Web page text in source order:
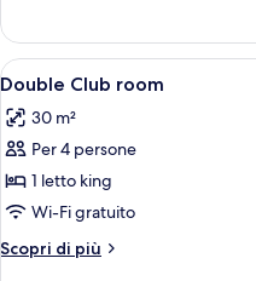
Apri
tutte
le
foto
per
Double
Club
room
8
Double Club room
30 m²
Per 4 persone
1 letto king
Wi-Fi gratuito
Scopri di più
Altri